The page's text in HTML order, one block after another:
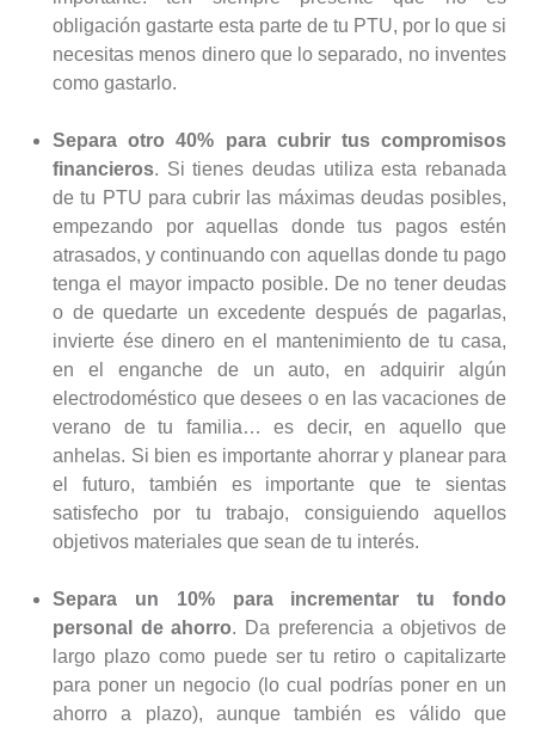
obligación gastarte esta parte de tu PTU, por lo que si
necesitas menos dinero que lo separado, no inventes
como gastarlo.
Separa otro 40% para cubrir tus compromisos
financieros. Si tienes deudas utiliza esta rebanada
de tu PTU para cubrir las máximas deudas posibles,
empezando por aquellas donde tus pagos estén
atrasados, y continuando con aquellas donde tu pago
tenga el mayor impacto posible. De no tener deudas
o de quedarte un excedente después de pagarlas,
invierte ése dinero en el mantenimiento de tu casa,
en el enganche de un auto, en adquirir algún
electrodoméstico que desees o en las vacaciones de
verano de tu familia… es decir, en aquello que
anhelas. Si bien es importante ahorrar y planear para
el futuro, también es importante que te sientas
satisfecho por tu trabajo, consiguiendo aquellos
objetivos materiales que sean de tu interés.
Separa un 10% para incrementar tu fondo
personal de ahorro. Da preferencia a objetivos de
largo plazo como puede ser tu retiro o capitalizarte
para poner un negocio (lo cual podrías poner en un
ahorro a plazo), aunque también es válido que